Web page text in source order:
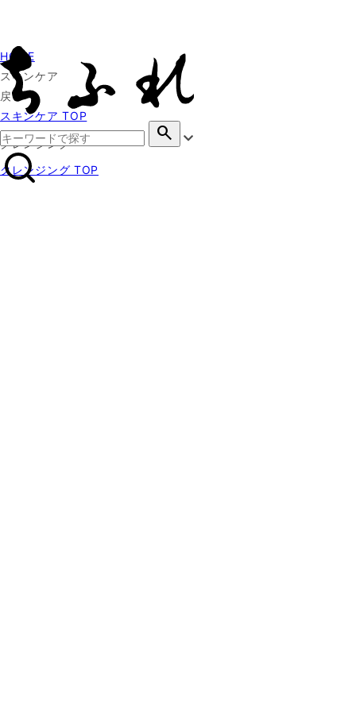
search
HOME
スキンケア
戻る
スキンケア TOP
クレンジング
クレンジング TOP